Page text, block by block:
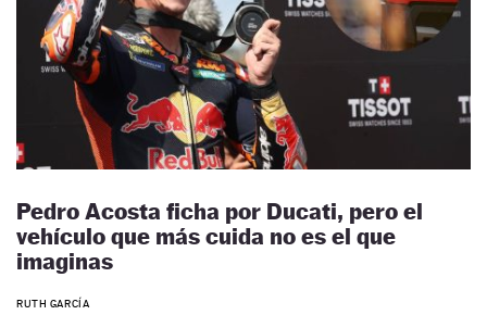
Pedro Acosta ficha por Ducati, pero el
vehículo que más cuida no es el que
imaginas
RUTH GARCÍA